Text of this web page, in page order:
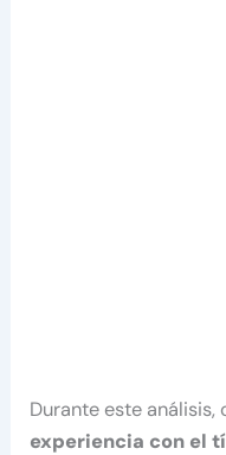
Durante este
experiencia con el